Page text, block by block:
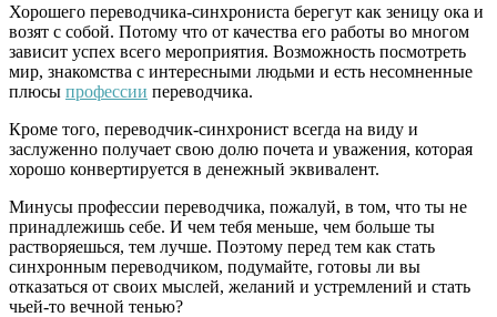
Хорошего переводчика-синхрониста берегут как зеницу ока и
возят с собой. Потому что от качества его работы во многом
зависит успех всего мероприятия. Возможность посмотреть
мир, знакомства с интересными людьми и есть несомненные
плюсы профессии переводчика.
Кроме того, переводчик-синхронист всегда на виду и
заслуженно получает свою долю почета и уважения, которая
хорошо конвертируется в денежный эквивалент.
Минусы профессии переводчика, пожалуй, в том, что ты не
принадлежишь себе. И чем тебя меньше, чем больше ты
растворяешься, тем лучше. Поэтому перед тем как стать
синхронным переводчиком, подумайте, готовы ли вы
отказаться от своих мыслей, желаний и устремлений и стать
чьей-то вечной тенью?